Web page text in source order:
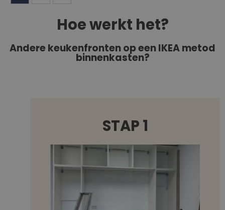
Hoe werkt het?
Andere keukenfronten op een IKEA metod
binnenkasten?
STAP 1